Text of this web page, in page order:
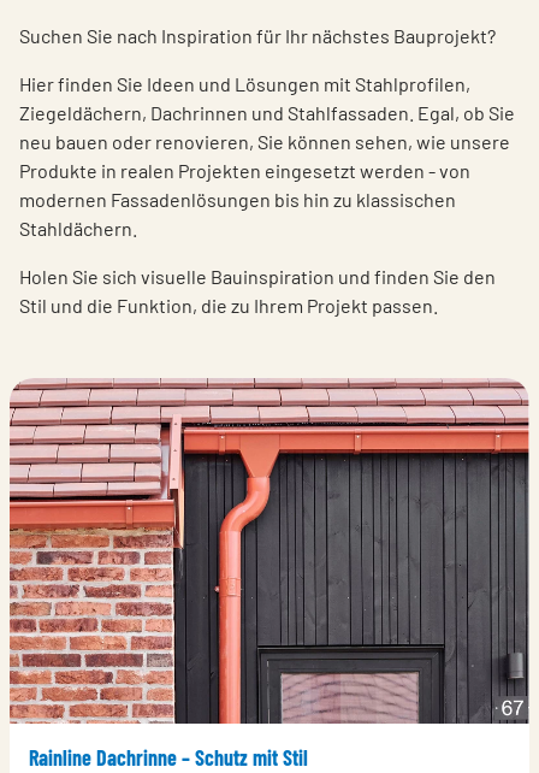
Suchen Sie nach Inspiration für Ihr nächstes Bauprojekt?
Hier finden Sie Ideen und Lösungen mit Stahlprofilen,
Ziegeldächern, Dachrinnen und Stahlfassaden. Egal, ob Sie
neu bauen oder renovieren, Sie können sehen, wie unsere
Produkte in realen Projekten eingesetzt werden - von
modernen Fassadenlösungen bis hin zu klassischen
Stahldächern.
Holen Sie sich visuelle Bauinspiration und finden Sie den
Stil und die Funktion, die zu Ihrem Projekt passen.
Rainline Dachrinne – Schutz mit Stil